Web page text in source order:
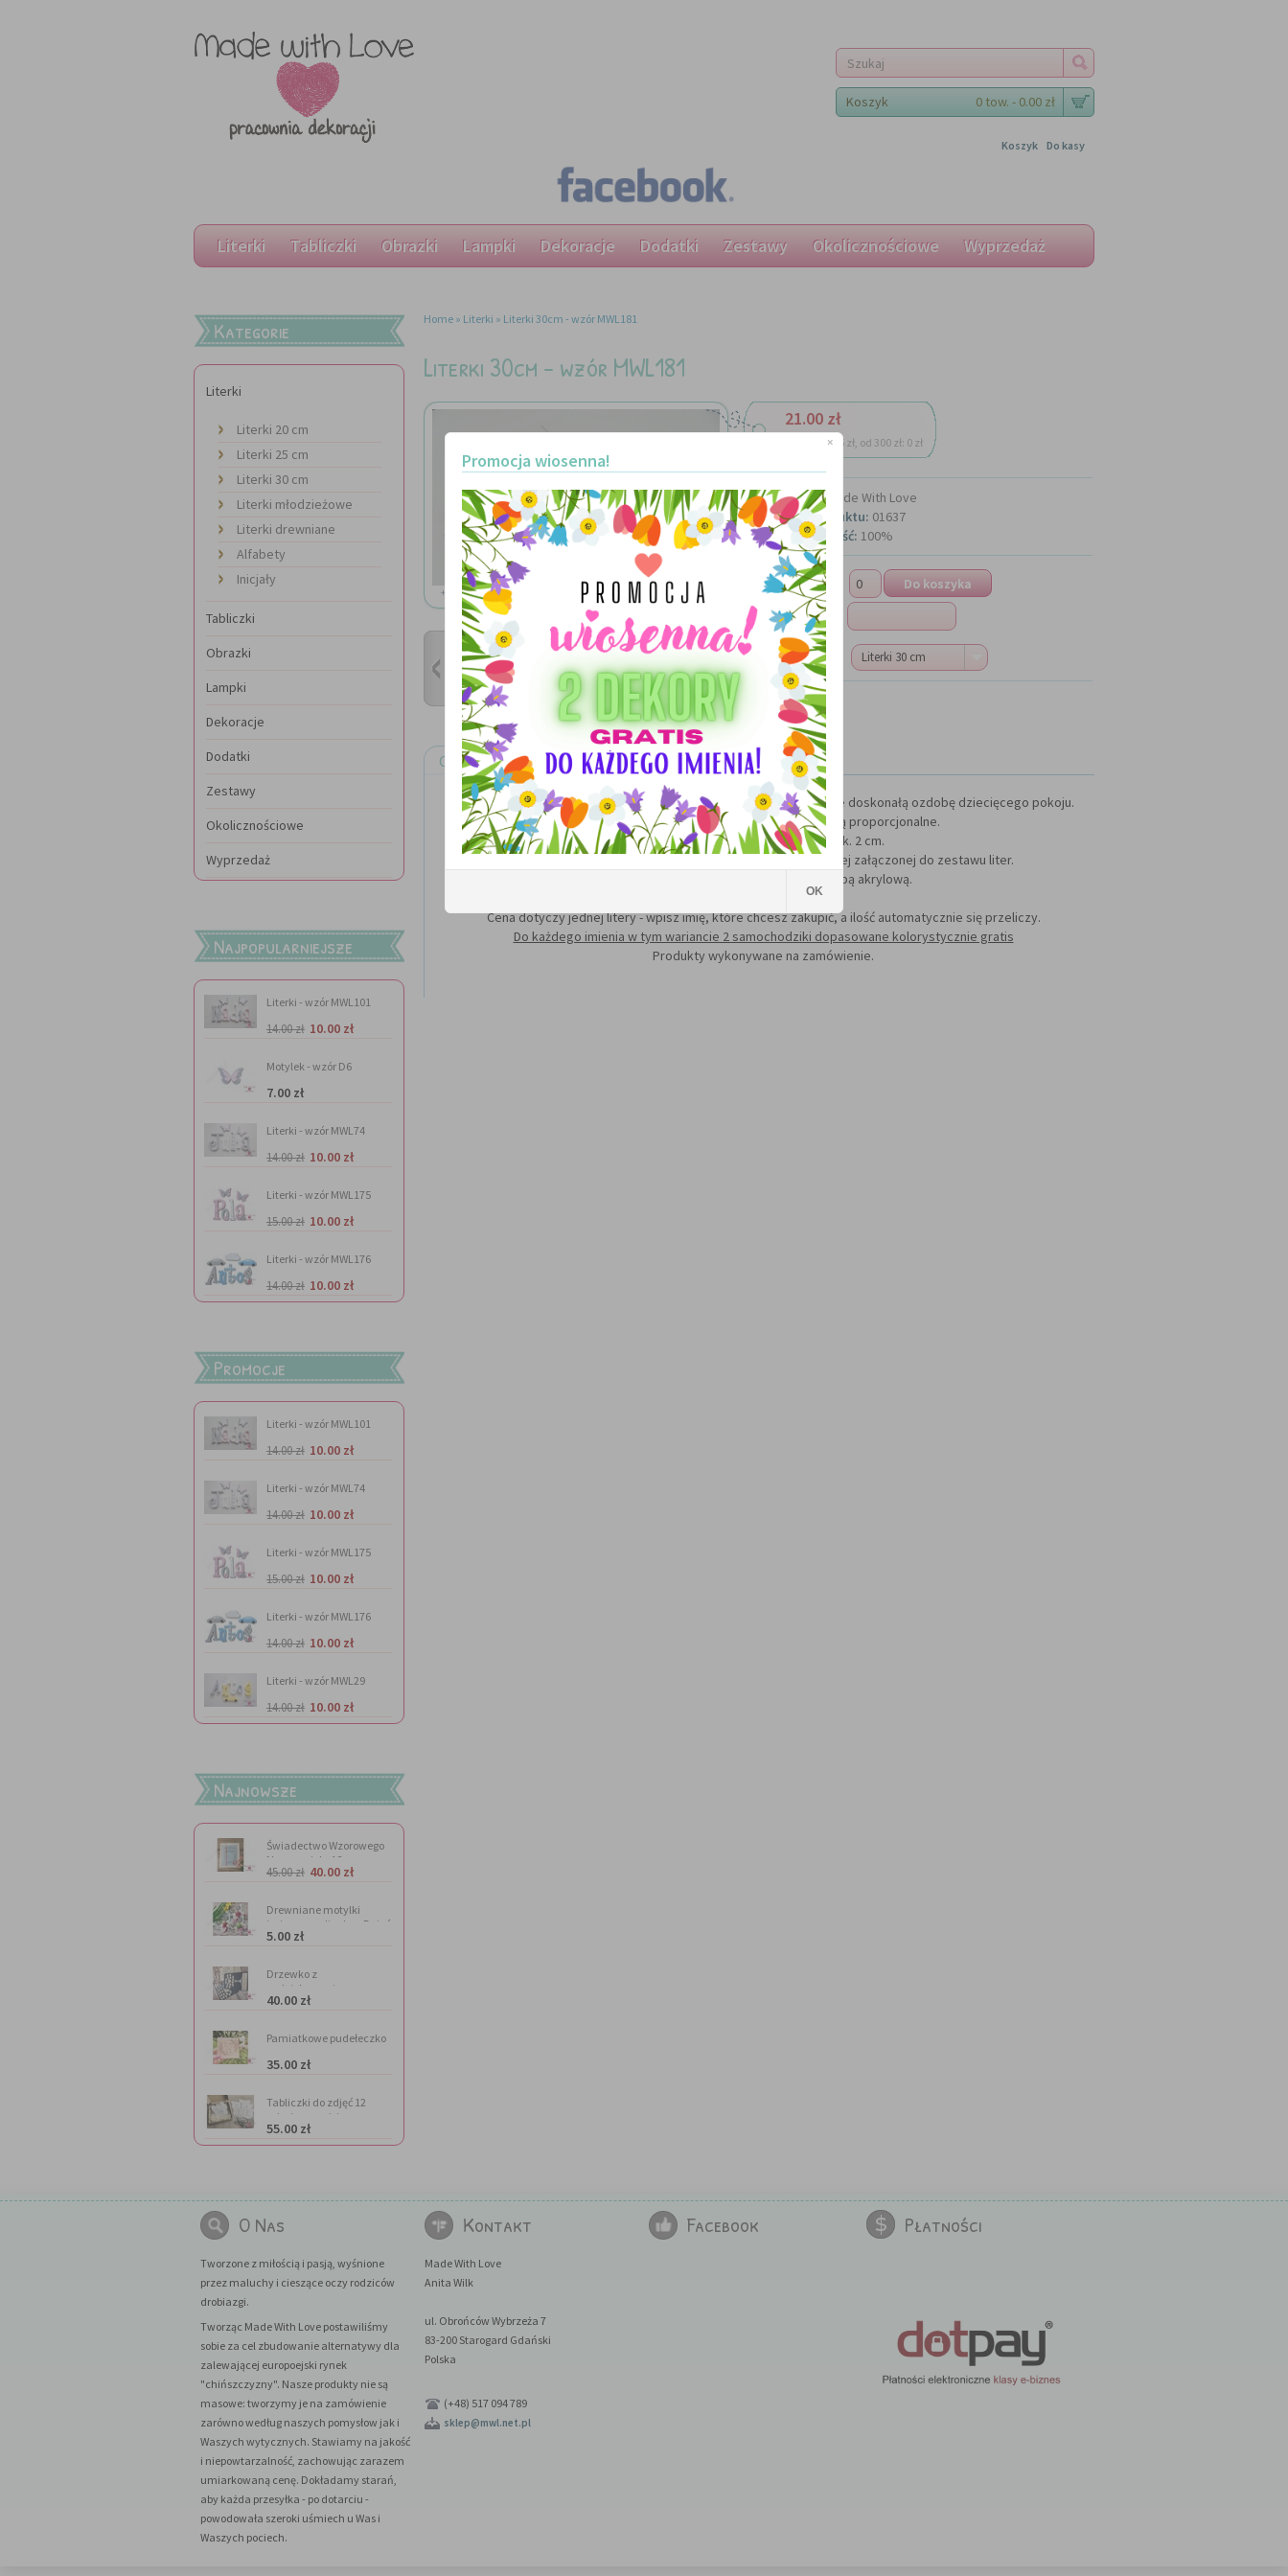
Koszyk 0 tow. - 0.00 zł
Koszyk Do kasy
Literki Tabliczki Obrazki Lampki Dekoracje Dodatki Zestawy Okolicznościowe Wyprzedaż
Kategorie
Literki
Literki 20 cm
Literki 25 cm
Literki 30 cm
Literki młodzieżowe
Literki drewniane
Alfabety
Inicjały
Tabliczki
Obrazki
Lampki
Dekoracje
Dodatki
Zestawy
Okolicznościowe
Wyprzedaż
Najpopularniejsze
Literki - wzór MWL101
14.00 zł 10.00 zł
Motylek - wzór D6
7.00 zł
Literki - wzór MWL74
14.00 zł 10.00 zł
Literki - wzór MWL175
15.00 zł 10.00 zł
Literki - wzór MWL176
14.00 zł 10.00 zł
Promocje
Literki - wzór MWL101
14.00 zł 10.00 zł
Literki - wzór MWL74
14.00 zł 10.00 zł
Literki - wzór MWL175
15.00 zł 10.00 zł
Literki - wzór MWL176
14.00 zł 10.00 zł
Literki - wzór MWL29
14.00 zł 10.00 zł
Najnowsze
Świadectwo Wzorowego
Nauczyciela A3
45.00 zł 40.00 zł
Drewniane motylki
imienne na lizaka - Dzień
Kobiet
5.00 zł
Drzewko z
podziękowaniem
40.00 zł
Pamiatkowe pudełeczko
pieniądze(personalizacja
35.00 zł
Tabliczki do zdjęć 12
miesięcy - misie
55.00 zł
Home » Literki » Literki 30cm - wzór MWL181
Literki 30cm - wzór MWL181
+ ZOOM
21.00 zł
dostawa: 15 zł, od 300 zł: 0 zł
Marka:Made With Love
Kod produktu: 01637
Dostępność: 100%
Ilość:
Imię:
Rozmiar: Literki 30 cm
Opis produktu
Ręcznie wykonywane literki 3d tworzące dowolny napis i stanowiące doskonałą ozdobę dziecięcego pokoju.
Wielkość pierwszej litery to 30 cm, kolejne są proporcjonalne.
Wykonane ze styroduru grubości ok. 2 cm.
Mocowanie liter odbywa się za pomoca taśmy dwustronnej załączonej do zestawu liter.
Litery malowane są wysokiej jakości farbą akrylową.
Cena dotyczy jednej litery - wpisz imię, które chcesz zakupić, a ilość automatycznie się przeliczy.
Do każdego imienia w tym wariancie 2 samochodziki dopasowane kolorystycznie gratis
Produkty wykonywane na zamówienie.
O Nas
Tworzone z miłością i pasją, wyśnione
przez maluchy i cieszące oczy rodziców
drobiazgi.
Tworząc Made With Love postawiliśmy
sobie za cel zbudowanie alternatywy dla
zalewającej europoejski rynek
"chińszczyzny". Nasze produkty nie są
masowe: tworzymy je na zamówienie
zarówno według naszych pomysłow jak i
Waszych wytycznych. Stawiamy na jakość
i niepowtarzalność, zachowując zarazem
umiarkowaną cenę. Dokładamy starań,
aby każda przesyłka - po dotarciu -
powodowała szeroki uśmiech u Was i
Waszych pociech.
Kontakt
Made With Love
Anita Wilk
ul. Obrońców Wybrzeża 7
83-200 Starogard Gdański
Polska
(+48) 517 094 789
sklep@mwl.net.pl
Facebook Płatności
×
Promocja wiosenna!
OK